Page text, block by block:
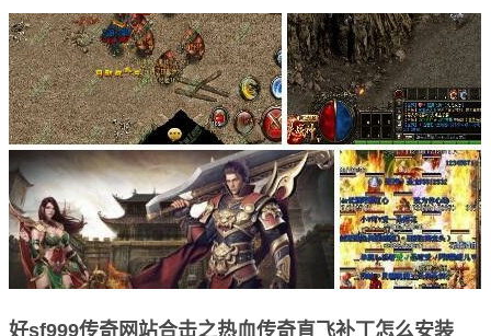
好sf999传奇网站合击之热血传奇直飞补丁怎么安装